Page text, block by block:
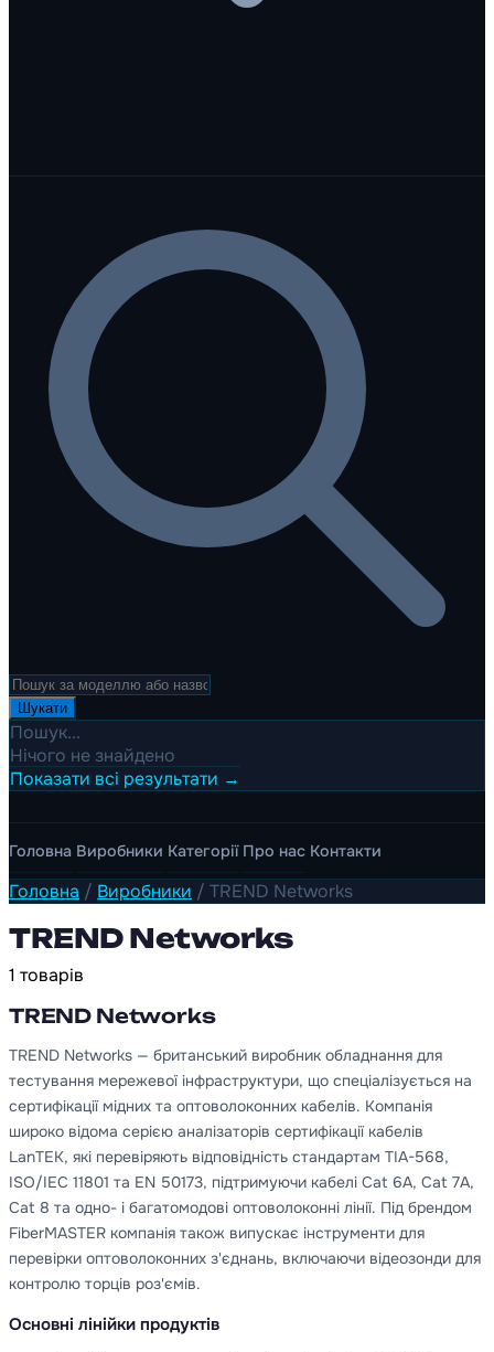
Шукати
Пошук...
Нічого не знайдено
Показати всі результати →
Головна Виробники Категорії Про нас Контакти
Головна / Виробники / TREND Networks
TREND Networks
1 товарів
TREND Networks
TREND Networks — британський виробник обладнання для
тестування мережевої інфраструктури, що спеціалізується на
сертифікації мідних та оптоволоконних кабелів. Компанія
широко відома серією аналізаторів сертифікації кабелів
LanTEK, які перевіряють відповідність стандартам TIA-568,
ISO/IEC 11801 та EN 50173, підтримуючи кабелі Cat 6A, Cat 7A,
Cat 8 та одно- і багатомодові оптоволоконні лінії. Під брендом
FiberMASTER компанія також випускає інструменти для
перевірки оптоволоконних з'єднань, включаючи відеозонди для
контролю торців роз'ємів.
Основні лінійки продуктів